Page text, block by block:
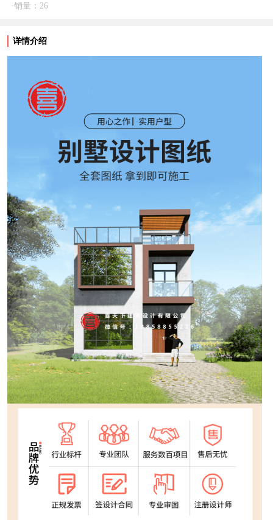
·销量：26
详情介绍